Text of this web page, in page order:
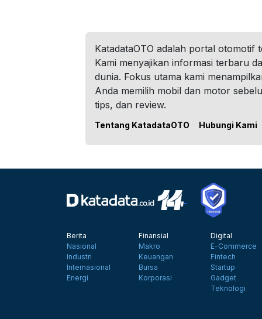
KatadataOTO adalah portal otomotif
Kami menyajikan informasi terbaru
dunia. Fokus utama kami
Anda memilih mobil dan motor
tips, dan review.
Tentang KatadataOTO Hubungi Kami
Berita
Nasional
Industri
Internasional
Energi
Finansial
Makro
Keuangan
Bursa
Korporasi
Digital
E-Commerce
Fintech
Startup
Gadget
Teknologi